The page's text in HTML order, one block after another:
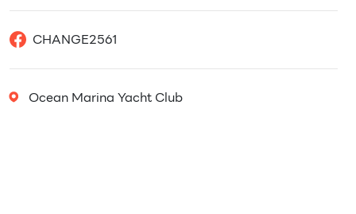
CHANGE2561
Ocean Marina Yacht Club